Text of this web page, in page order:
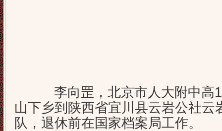
李向罡，北京市人大附中高
山下乡到陕西省宜川县云岩公社云
队，退休前在国家档案局工作。